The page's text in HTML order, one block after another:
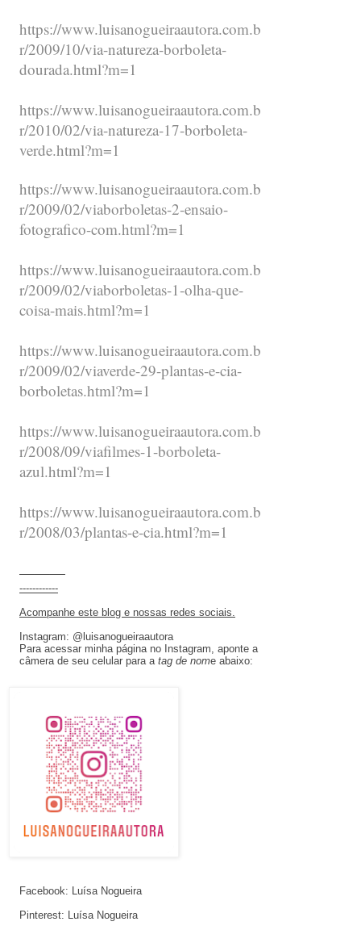
https://www.luisanogueiraautora.com.b
r/2009/10/via-natureza-borboleta-
dourada.html?m=1
https://www.luisanogueiraautora.com.b
r/2010/02/via-natureza-17-borboleta-
verde.html?m=1
https://www.luisanogueiraautora.com.b
r/2009/02/viaborboletas-2-ensaio-
fotografico-com.html?m=1
https://www.luisanogueiraautora.com.b
r/2009/02/viaborboletas-1-olha-que-
coisa-mais.html?m=1
https://www.luisanogueiraautora.com.b
r/2009/02/viaverde-29-plantas-e-cia-
borboletas.html?m=1
https://www.luisanogueiraautora.com.b
r/2008/09/viafilmes-1-borboleta-
azul.html?m=1
https://www.luisanogueiraautora.com.b
r/2008/03/plantas-e-cia.html?m=1
———
------------
Acompanhe este blog e nossas redes sociais.
Instagram: @luisanogueiraautora
Para acessar minha página no Instagram, aponte a
câmera de seu celular para a tag de nome abaixo:
Facebook: Luísa Nogueira
Pinterest: Luísa Nogueira